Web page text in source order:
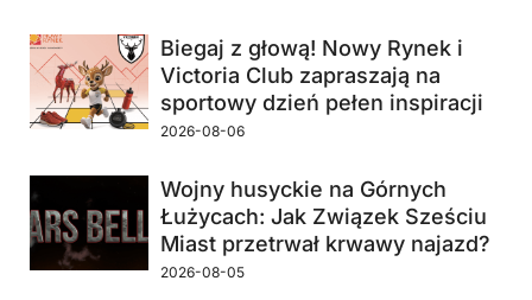
Biegaj z głową! Nowy Rynek i
Victoria Club zapraszają na
sportowy dzień pełen inspiracji
2026-08-06
Wojny husyckie na Górnych
Łużycach: Jak Związek Sześciu
Miast przetrwał krwawy najazd?
2026-08-05